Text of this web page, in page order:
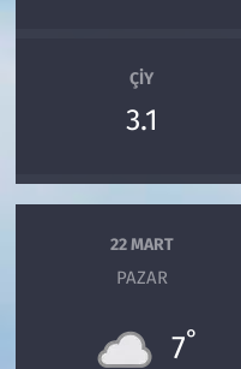
ÇIY
3.1
22 MART
PAZAR
7°